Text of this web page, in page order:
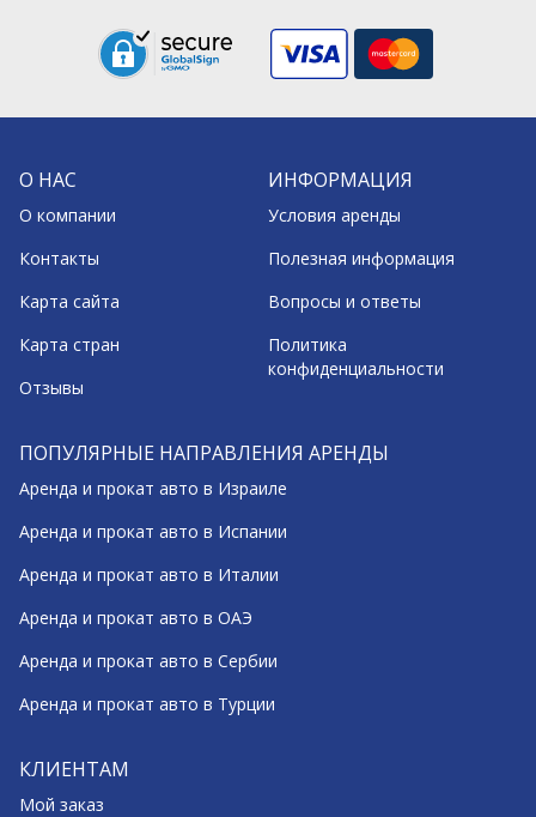
О НАС
О компании
Контакты
Карта сайта
Карта стран
Отзывы
ИНФОРМАЦИЯ
Условия аренды
Полезная информация
Вопросы и ответы
Политика
конфиденциальности
ПОПУЛЯРНЫЕ НАПРАВЛЕНИЯ АРЕНДЫ
Аренда и прокат авто в Израиле
Аренда и прокат авто в Испании
Аренда и прокат авто в Италии
Аренда и прокат авто в ОАЭ
Аренда и прокат авто в Сербии
Аренда и прокат авто в Турции
КЛИЕНТАМ
Мой заказ